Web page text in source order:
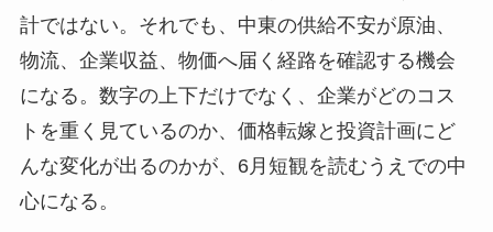
計ではない。それでも、中東の供給不安が原油、
物流、企業収益、物価へ届く経路を確認する機会
になる。数字の上下だけでなく、企業がどのコス
トを重く見ているのか、価格転嫁と投資計画にど
んな変化が出るのかが、6月短観を読むうえでの中
心になる。